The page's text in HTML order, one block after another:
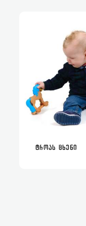
MORE
READ MORE
ᲢᲠᲝᲐᲡ ᲪᲮᲔᲜᲘ